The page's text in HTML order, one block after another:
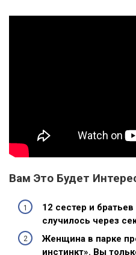
Вам Это Будет
12 сестер и
случилось через
Женщина в парке
инстинкт». Вы